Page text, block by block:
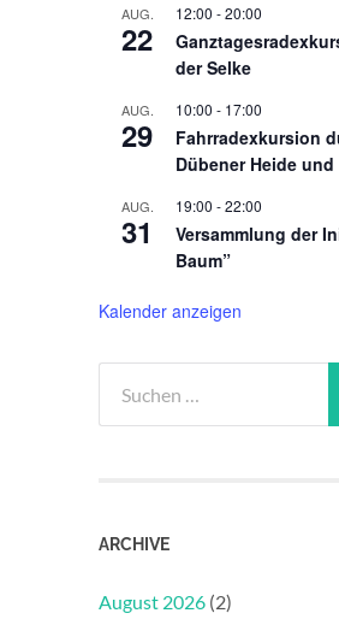
AUG.
22
12:00 -20:00
der Selke
AUG.
29
10:00 - 17:00
Fahrradexkursion
Dübener Heide
AUG.
31
19:00 -22:00
Versammlung der
Baum”
Kalender anzeigen
nach:
ARCHIVE
August 2026 (2)